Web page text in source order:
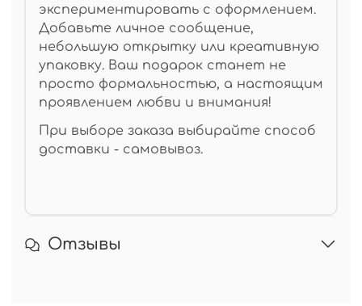
экспериментировать с оформлением.
Добавьте личное сообщение,
небольшую открытку или креативную
упаковку. Ваш подарок станет не
просто формальностью, а настоящим
проявлением любви и внимания!
При выборе заказа выбирайте способ
доставки - самовывоз.
Отзывы